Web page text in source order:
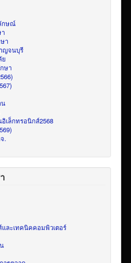
กษณ์
า
ญจนบุรี
ย
ษา
น
เล็กทรอนิกส์2568
.
ละเทคนิคคอมพิวเตอร์